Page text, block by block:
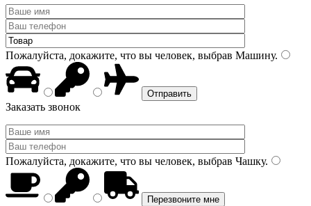
Пожалуйста, докажите, что вы человек, выбрав Машину.
Заказать звонок
Пожалуйста, докажите, что вы человек, выбрав Чашку.